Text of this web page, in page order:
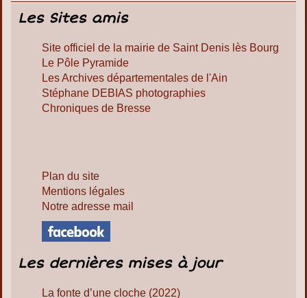
Les Sites amis
Site officiel de la mairie de Saint Denis lès Bourg
Le Pôle Pyramide
Les Archives départementales de l'Ain
Stéphane DEBIAS photographies
Chroniques de Bresse
Plan du site
Mentions légales
Notre adresse mail
Les dernières mises à jour
La fonte d’une cloche (2022)